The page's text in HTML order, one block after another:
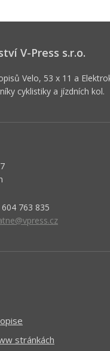
V-Press s.r.o.
Velo, 53 x 11 a
cyklistiky a jízdních kol.
763 835
stránkách